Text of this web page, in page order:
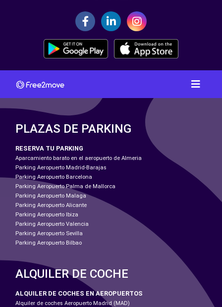
PLAZAS DE PARKING
RESERVA TU PARKING
Aparcamiento barato en el aeropuerto de Almeria
Parking Aeropuerto Madrid-Barajas
Parking Aeropuerto Barcelona
Parking Aeropuerto Palma de Mallorca
Parking Aeropuerto Malaga
Parking Aeropuerto Alicante
Parking Aeropuerto Ibiza
Parking Aeropuerto Valencia
Parking Aeropuerto Sevilla
Parking Aeropuerto Bilbao
ALQUILER DE COCHE
ALQUILER DE COCHES EN AEROPUERTOS
Alquiler de coches Aeropuerto Madrid (MAD)